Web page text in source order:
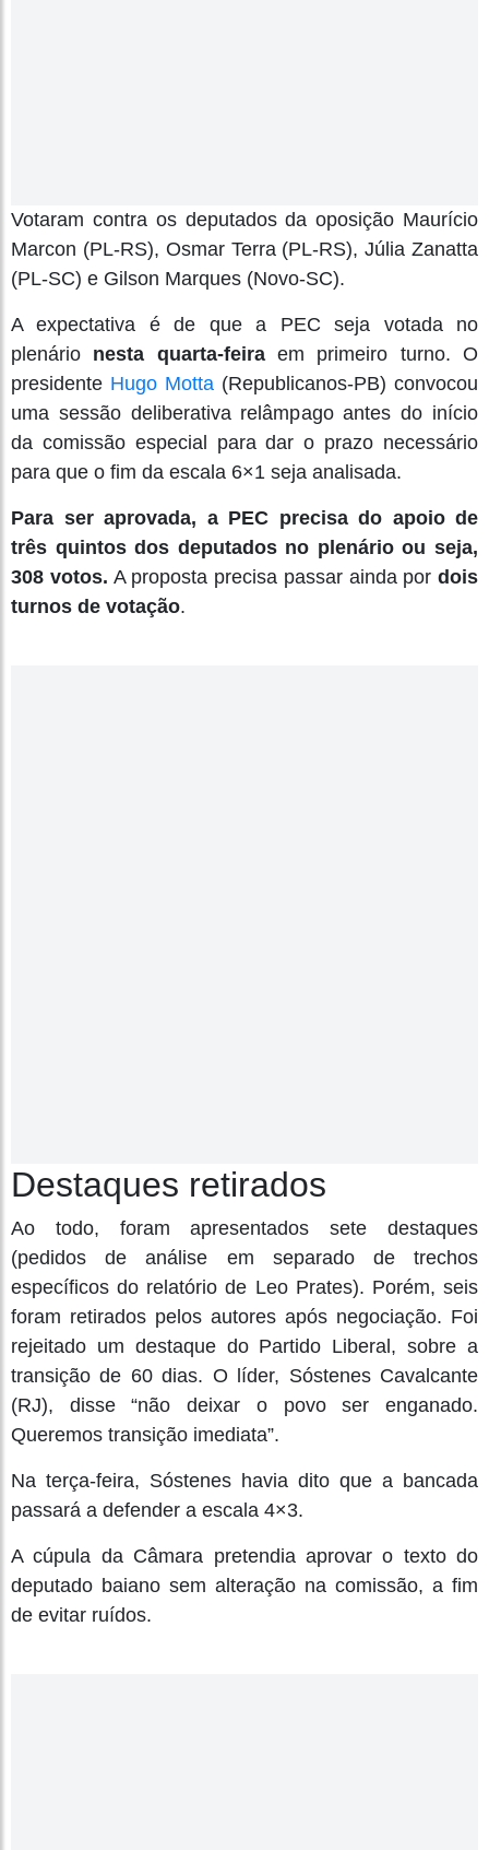
Votaram contra os deputados da oposição Maurício
Marcon (PL-RS), Osmar Terra (PL-RS), Júlia Zanatta
(PL-SC) e Gilson Marques (Novo-SC).
A expectativa é de que a PEC seja votada no
plenário nesta quarta-feiraem primeiro turno. O
presidente Hugo Motta (Republicanos-PB) convocou
uma sessão deliberativa relâmpago antes do início
da comissão especial para dar o prazo necessário
para que o fim da escala 6×1 seja analisada.
Para ser aprovada, a PEC precisa do apoio de
três quintos dos deputados no plenário ou seja,
308 votos. A proposta precisa passar ainda por dois
turnos de votação.
Destaques retirados
Ao todo, foram apresentados sete destaques
(pedidos de análise em separado de trechos
específicos do relatório de Leo Prates). Porém, seis
foram retirados pelos autores após negociação. Foi
rejeitado um destaque do Partido Liberal, sobre a
transição de 60 dias. O líder, Sóstenes Cavalcante
(RJ), disse “não deixar o povo ser enganado.
Queremos transição imediata”.
Na terça-feira, Sóstenes havia dito que a bancada
passará a defender a escala 4×3.
A cúpula da Câmara pretendia aprovar o texto do
deputado baiano sem alteração na comissão, a fim
de evitar ruídos.